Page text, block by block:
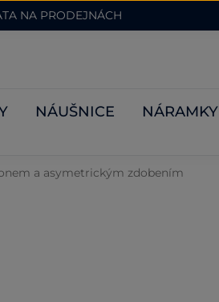
NA PRODEJNÁCH
NÁUŠNICE NÁRAMKY
a asymetrickým zdobením